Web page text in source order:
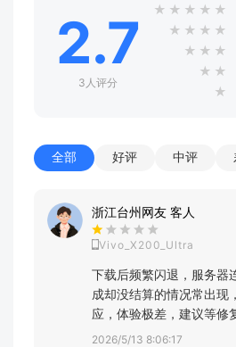
2.7
3人评分
★ ★ ★ ★ ★
★ ★ ★ ★
★ ★ ★
★ ★
★
全部 好评 中评
浙江台州网友 客人
Vivo_X200_Ultra
下载后频繁闪退，服务器
成却没结算的情况常出现
应，体验极差，建议等修
2026/5/13 8:06:17